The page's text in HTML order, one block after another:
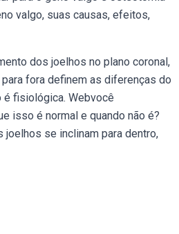
valgo, suas causas, efeitos,
dos joelhos no plano coronal,
fora definem as diferenças do
é fisiológica. Webvocê
isso é normal e quando não é?
joelhos se inclinam para dentro,